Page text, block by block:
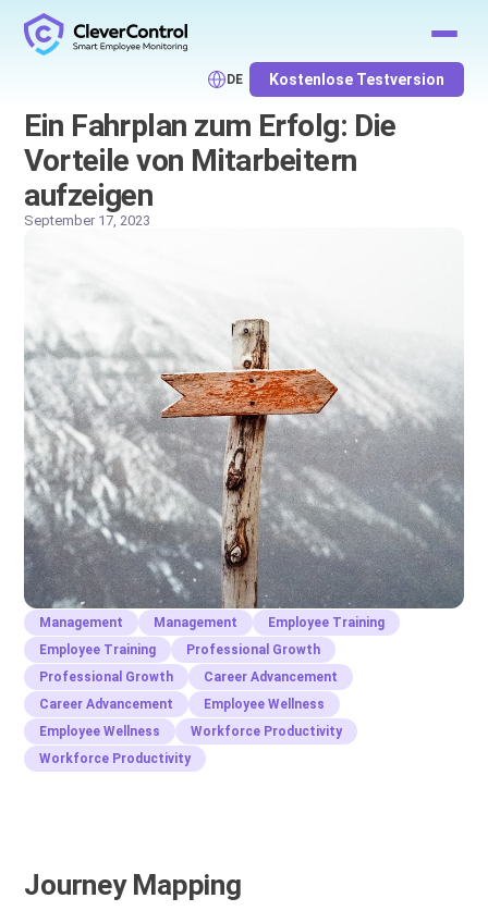
DE Kostenlose Testversion
Ein Fahrplan zum Erfolg: Die
Vorteile von Mitarbeitern
aufzeigen
September 17, 2023
Management Management
Employee Training
Employee Training
Professional Growth
Professional Growth
Career Advancement
Career Advancement
Employee Wellness
Employee Wellness
Workforce Productivity
Workforce Productivity
Journey Mapping